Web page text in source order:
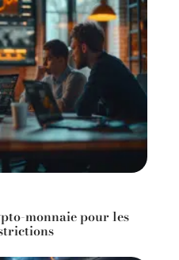
monnaie pour les